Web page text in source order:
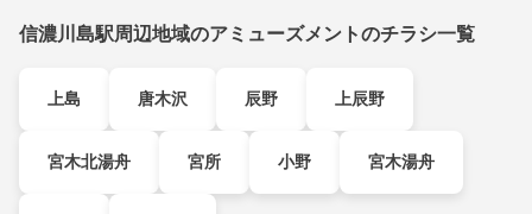
信濃川島駅周辺地域のアミューズメントのチラシ一覧
上島 唐木沢 辰野 上辰野
宮木北湯舟 宮所 小野 宮木湯舟